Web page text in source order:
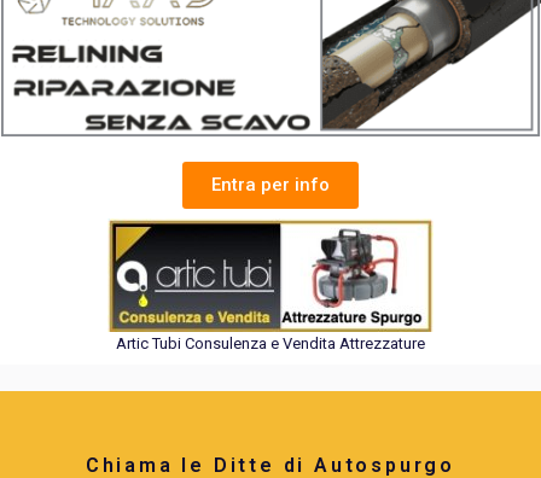
Entra per info
Artic Tubi Consulenza e Vendita Attrezzature
Chiama le Ditte di Autospurgo